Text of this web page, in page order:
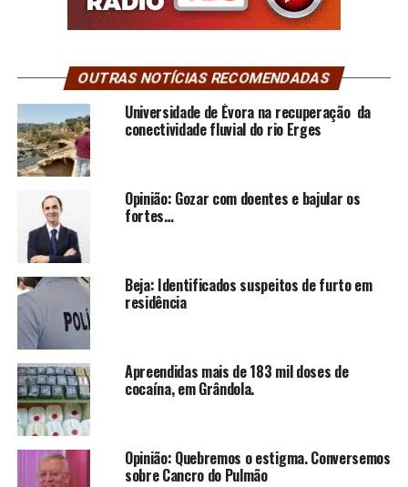
OUTRAS NOTÍCIAS RECOMENDADAS
Universidade de Évora na recuperação da
conectividade fluvial do rio Erges
Opinião: Gozar com doentes e bajular os
fortes…
Beja: Identificados suspeitos de furto em
residência
Apreendidas mais de 183 mil doses de
cocaína, em Grândola.
Opinião: Quebremos o estigma. Conversemos
sobre Cancro do Pulmão